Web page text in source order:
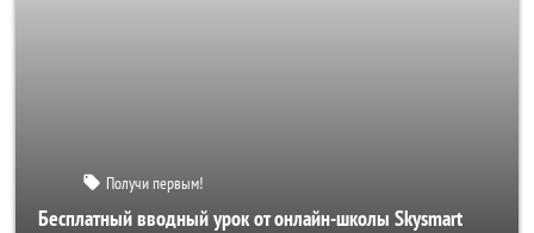
Получи первым!
Бесплатный вводный урок от онлайн-школы Skysmart